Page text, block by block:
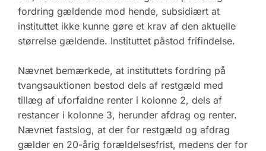
fordring gældende mod hende, subsidiært at
instituttet ikke kunne gøre et krav af den aktuelle
størrelse gældende. Instituttet påstod frifindelse.
Nævnet bemærkede, at instituttets fordring på
tvangsauktionen bestod dels af restgæld med
tillæg af uforfaldne renter i kolonne 2, dels af
restancer i kolonne 3, herunder afdrag og renter.
Nævnet fastslog, at der for restgæld og afdrag
gælder en 20-årig forældelsesfrist, medens der for